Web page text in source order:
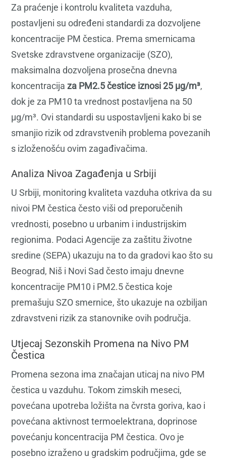
Za praćenje i kontrolu kvaliteta vazduha,
postavljeni su određeni standardi za dozvoljene
koncentracije PM čestica. Prema smernicama
Svetske zdravstvene organizacije (SZO),
maksimalna dozvoljena prosečna dnevna
koncentracijaza PM2.5 čestice iznosi 25 μg/m³,
dok je za PM10 ta vrednost postavljena na 50
μg/m³. Ovi standardi su uspostavljeni kako bi se
smanjio rizik od zdravstvenih problema povezanih
s izloženošću ovim zagađivačima.
Analiza Nivoa Zagađenja u Srbiji
U Srbiji, monitoring kvaliteta vazduha otkriva da su
nivoi PM čestica često viši od preporučenih
vrednosti, posebno u urbanim i industrijskim
regionima. Podaci Agencije za zaštitu životne
sredine (SEPA) ukazuju na to da gradovi kao što su
Beograd, Niš i Novi Sad često imaju dnevne
koncentracije PM10 i PM2.5 čestica koje
premašuju SZO smernice, što ukazuje na ozbiljan
zdravstveni rizik za stanovnike ovih područja.
Utjecaj Sezonskih Promena na Nivo PM
Čestica
Promena sezona ima značajan uticaj na nivo PM
čestica u vazduhu. Tokom zimskih meseci,
povećana upotreba ložišta na čvrsta goriva, kao i
povećana aktivnost termoelektrana, doprinose
povećanju koncentracija PM čestica. Ovo je
posebno izraženo u gradskim područjima, gde se